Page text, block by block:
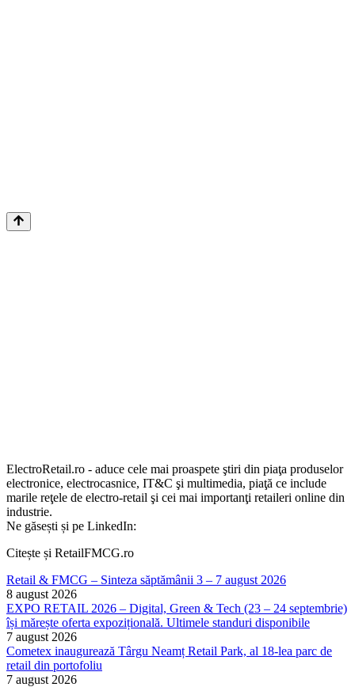
ElectroRetail.ro - aduce cele mai proaspete ştiri din piaţa produselor
electronice, electrocasnice, IT&C şi multimedia, piaţă ce include
marile reţele de electro-retail şi cei mai importanţi retaileri online din
industrie.
Ne găsești și pe LinkedIn:
Citește și RetailFMCG.ro
Retail & FMCG – Sinteza săptămânii 3 – 7 august 2026
8 august 2026
EXPO RETAIL 2026 – Digital, Green & Tech (23 – 24 septembrie)
își mărește oferta expozițională. Ultimele standuri disponibile
7 august 2026
Cometex inaugurează Târgu Neamț Retail Park, al 18-lea parc de
retail din portofoliu
7 august 2026